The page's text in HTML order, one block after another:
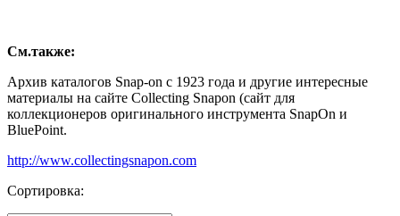
См.также:
Архив каталогов Snap-on с 1923 года и другие интересные
материалы на сайте Collecting Snapon (сайт для
коллекционеров оригинального инструмента SnapOn и
BluePoint.
http://www.collectingsnapon.com
Сортировка: